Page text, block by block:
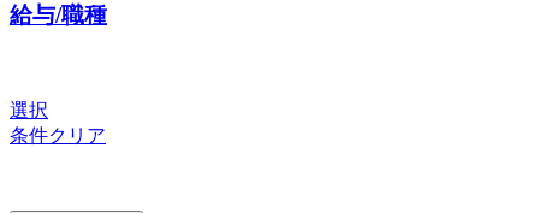
給与/職種
選択
条件クリア